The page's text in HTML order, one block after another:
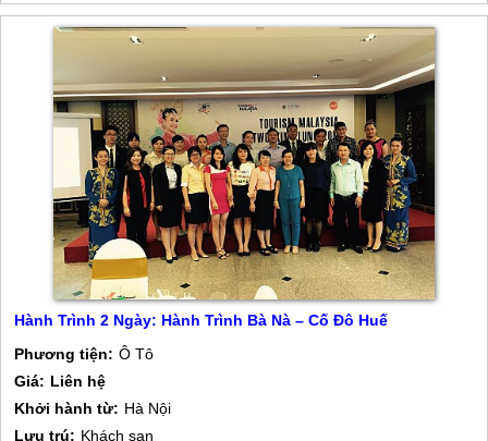
Hành Trình 2 Ngày: Hành Trình Bà Nà – Cố Đô Huế
Phương tiện: Ô Tô
Giá: Liên hệ
Khởi hành từ: Hà Nội
Lưu trú: Khách sạn